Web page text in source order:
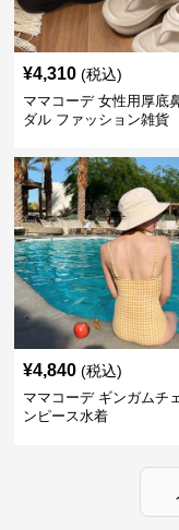
¥4,310 (税込)
ママコーデ 女性用厚底
ダル ファッション雑貨
¥4,840 (税込)
ママコーデ ギンガムチ
ンピース水着